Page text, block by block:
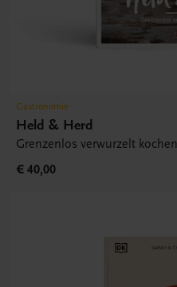
Gastronomie
Held & Herd
Grenzenlos verwurzelt kochen
€ 40,00